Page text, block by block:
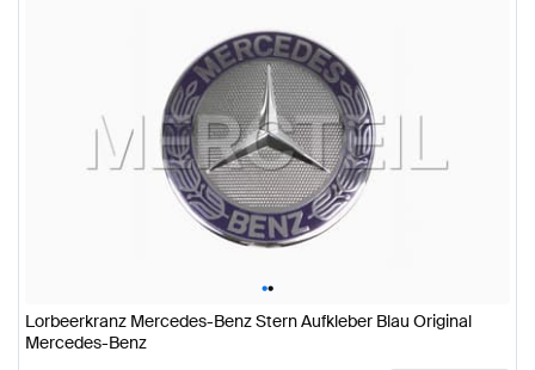
••
Lorbeerkranz Mercedes-Benz Stern Aufkleber Blau Original
Mercedes-Benz